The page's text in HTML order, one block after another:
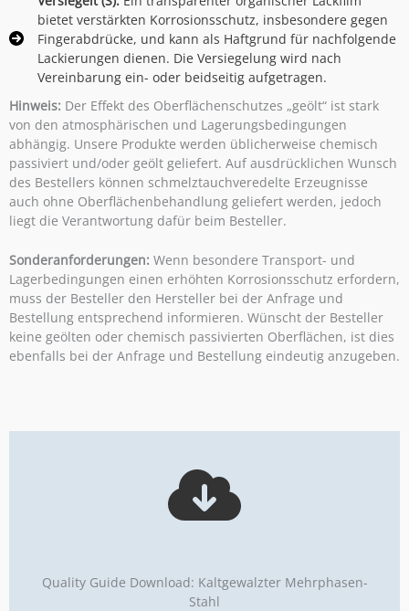
bietet verstärkten Korrosionsschutz, insbesondere gegen
Fingerabdrücke, und kann als Haftgrund für nachfolgende
Lackierungen dienen. Die Versiegelung wird nach
Vereinbarung ein- oder beidseitig aufgetragen.
Hinweis: Der Effekt des Oberflächenschutzes „geölt“ ist stark
von den atmosphärischen und Lagerungsbedingungen
abhängig. Unsere Produkte werden üblicherweise chemisch
passiviert und/oder geölt geliefert. Auf ausdrücklichen Wunsch
des Bestellers können schmelztauchveredelte Erzeugnisse
auch ohne Oberflächenbehandlung geliefert werden, jedoch
liegt die Verantwortung dafür beim Besteller.
Sonderanforderungen: Wenn besondere Transport- und
Lagerbedingungen einen erhöhten Korrosionsschutz erfordern,
muss der Besteller den Hersteller bei der Anfrage und
Bestellung entsprechend informieren. Wünscht der Besteller
keine geölten oder chemisch passivierten Oberflächen, ist dies
ebenfalls bei der Anfrage und Bestellung eindeutig anzugeben.
Quality Guide Download: Kaltgewalzter Mehrphasen-
Stahl